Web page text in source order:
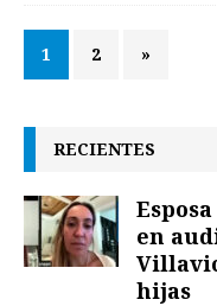
1 2 »
RECIENTES
en
hijas